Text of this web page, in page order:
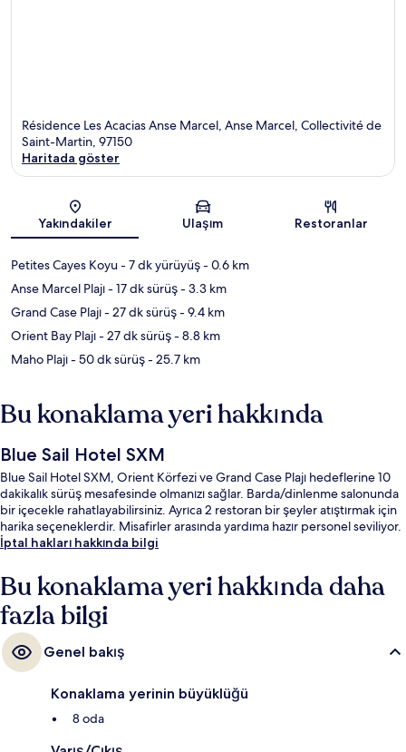
Résidence Les Acacias Anse Marcel, Anse Marcel, Collectivité de
Saint-Martin, 97150
Haritada göster
Yakındakiler Ulaşım Restoranlar
Petites Cayes Koyu- 7 dk yürüyüş- 0.6 km
Anse Marcel Plajı- 17 dk sürüş- 3.3 km
Grand Case Plajı- 27 dk sürüş- 9.4 km
Orient Bay Plajı- 27 dk sürüş- 8.8 km
Maho Plajı- 50 dk sürüş- 25.7 km
Bu konaklama yeri hakkında
Blue Sail Hotel SXM
Blue Sail Hotel SXM, Orient Körfezi ve Grand Case Plajı hedeflerine 10
dakikalık sürüş mesafesinde olmanızı sağlar. Barda/dinlenme salonunda
bir içecekle rahatlayabilirsiniz. Ayrıca 2 restoran bir şeyler atıştırmak için
harika seçeneklerdir. Misafirler arasında yardıma hazır personel seviliyor.
İptal hakları hakkında bilgi
Bu konaklama yeri hakkında daha
fazla bilgi
Genel bakış
Konaklama yerinin büyüklüğü
8 oda